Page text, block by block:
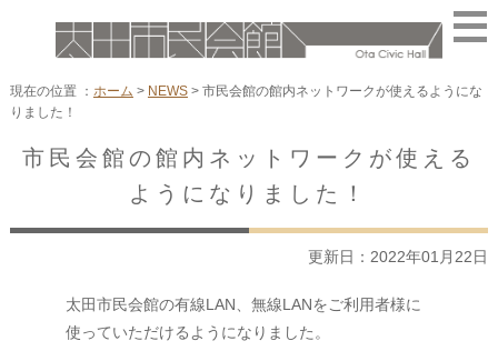
現在の位置 ： ホーム > NEWS> 市民会館の館内ネットワークが使えるようにな
りました！
市民会館の館内ネットワークが使える
ようになりました！
更新日：2022年01月22日
太田市民会館の有線LAN、無線LANをご利用者様に
使っていただけるようになりました。